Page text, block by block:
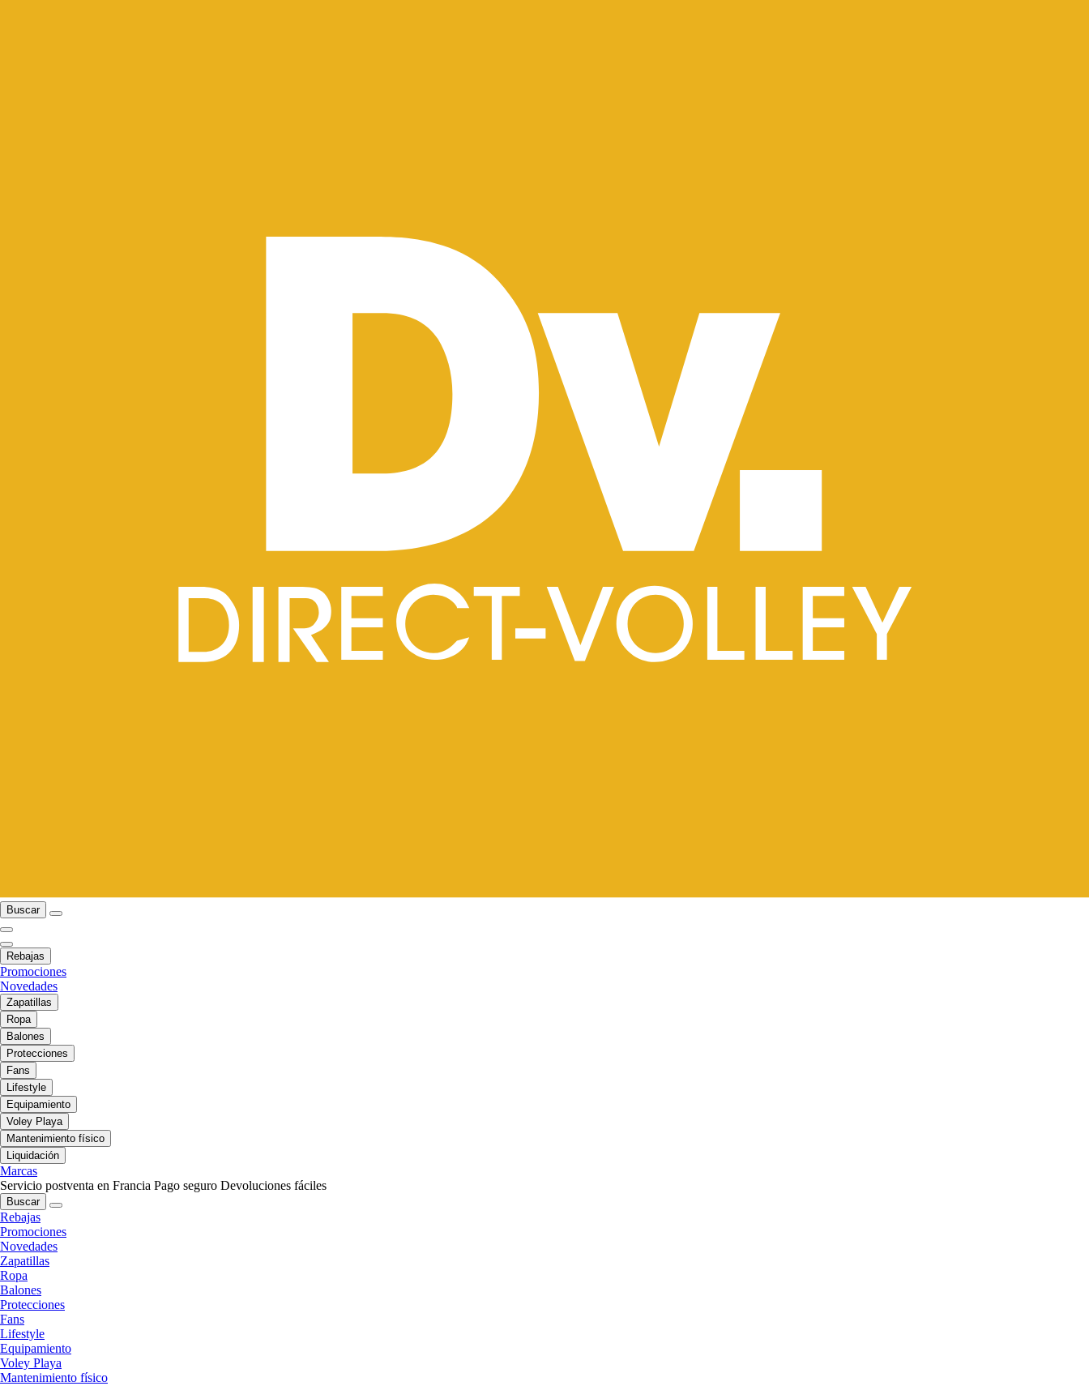
Buscar
Rebajas
Promociones
Novedades
Zapatillas
Ropa
Balones
Protecciones
Fans
Lifestyle
Equipamiento
Voley Playa
Mantenimiento físico
Liquidación
Marcas
Servicio postventa en Francia Pago seguro Devoluciones fáciles
Buscar
Rebajas
Promociones
Novedades
Zapatillas
Ropa
Balones
Protecciones
Fans
Lifestyle
Equipamiento
Voley Playa
Mantenimiento físico